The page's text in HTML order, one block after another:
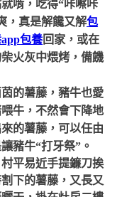
啃，吃得“咔嚓咔
，真是解饞又解包
包養回家，或在
火灰中煨烤，備饑
的薯藤，豬牛也愛
牛，不然會下降地
的薯藤，可以任由
豬牛“打牙祭”。
平易近手提鐮刀挨
下的薯藤，又長又